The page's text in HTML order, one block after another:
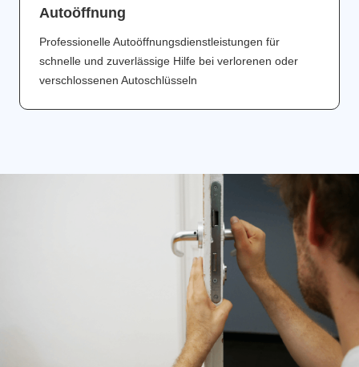
Аutoöffnung
Professionelle Autoöffnungsdienstleistungen für
schnelle und zuverlässige Hilfe bei verlorenen oder
verschlossenen Autoschlüsseln